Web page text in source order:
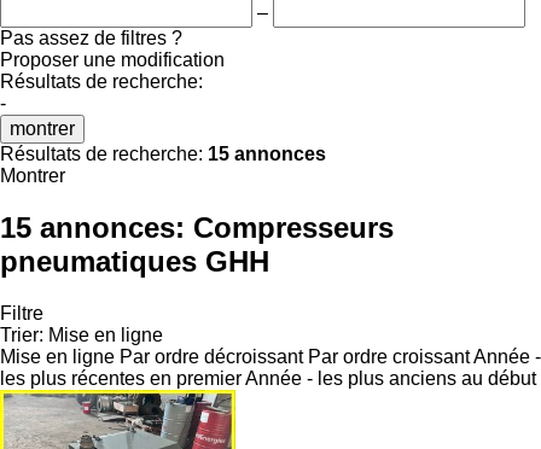
–
Pas assez de filtres ?
Proposer une modification
Résultats de recherche:
-
montrer
Résultats de recherche: 15 annonces
Montrer
15 annonces: Compresseurs
pneumatiques GHH
Filtre
Trier: Mise en ligne
Mise en ligne Par ordre décroissant Par ordre croissantAnnée -
les plus récentes en premierAnnée - les plus anciens au début